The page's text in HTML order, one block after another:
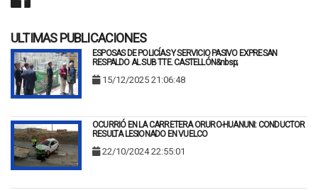
ULTIMAS PUBLICACIONES
ESPOSAS DE POLICÍAS Y SERVICIO PASIVO EXPRESAN
RESPALDO AL SUB TTE. CASTELLÓN&nbsp;
15/12/2025 21:06:48
OCURRIÓ EN LA CARRETERA ORURO-HUANUNI: CONDUCTOR
RESULTA LESIONADO EN VUELCO
22/10/2024 22:55:01